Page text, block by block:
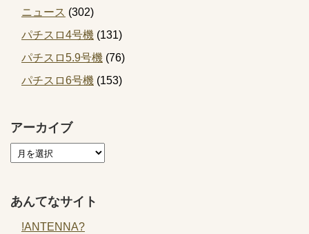
ニュース (302)
パチスロ4号機 (131)
パチスロ5.9号機 (76)
パチスロ6号機 (153)
アーカイブ
あんてなサイト
!ANTENNA?